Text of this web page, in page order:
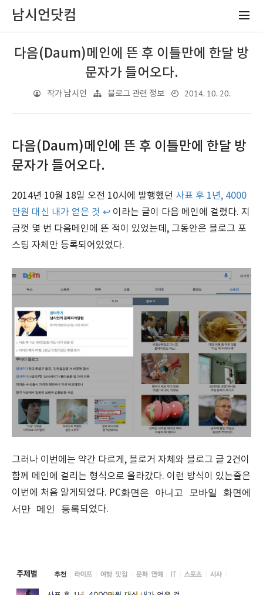
남시언닷컴
다음(Daum)메인에 뜬 후 이틀만에 한달 방
문자가 들어오다.
작가 남시언 블로그 관련 정보 2014. 10. 20.
다음(Daum)메인에 뜬 후 이틀만에 한달 방
문자가 들어오다.
2014년 10월 18일 오전 10시에 발행했던 사표 후 1년, 4000
만원 대신 내가 얻은 것 ↩ 이라는 글이 다음 메인에 걸렸다. 지
금껏 몇 번 다음메인에 뜬 적이 있었는데, 그동안은 블로그 포
스팅 자체만 등록되어있었다.
그러나 이번에는 약간 다르게, 블로거 자체와 블로그 글 2건이
함께 메인에 걸리는 형식으로 올라갔다. 이런 방식이 있는줄은
이번에 처음 알게되었다. PC화면은 아니고 모바일 화면에
서만 메인 등록되었다.